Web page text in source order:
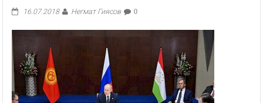
16.07.2018 Негмат Гиясов 0